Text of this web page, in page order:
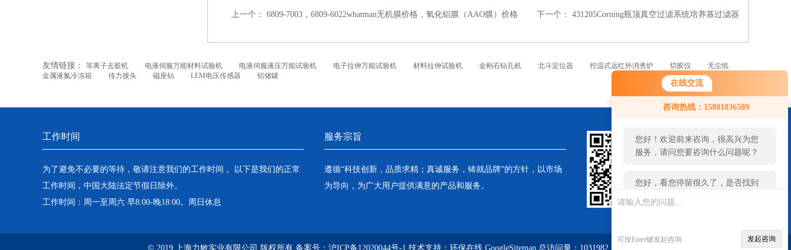
在线交流
咨询热线：15801836589
您好！欢迎前来咨询，很高兴为您
服务，请问您要咨询什么问题呢？
您好，看您停留很久了，是否找到
了需求产品，您可以直接在线与我
可按Enter键发起咨询 发起咨询
上一个： 6809-7003，6809-6022whatman无机膜价格，氧化铝膜（AAO膜）价格 下一个： 431205Corning瓶顶真空过滤系统培养基过滤器
友情链接： 等离子去胶机 电液伺服万能材料试验机 电液伺服液压万能试验机 电子拉伸万能试验机 材料拉伸试验机 金刚石钻孔机 北斗定位器 控温式远红外消煮炉 切胶仪
无尘纸
金属液氮冷冻箱
传力接头 磁座钻 LEM电压传感器 铝储罐
工作时间
为了避免不必要的等待，敬请注意我们的工作时间 。以下是我们的正常
工作时间，中国大陆法定节假日除外。
工作时间：周一至周六 早8:00-晚18:00。周日休息
服务宗旨
遵循“科技创新，品质求精；真诚服务，铸就品牌”的方针，以市场
为导向，为广大用户提供满意的产品和服务。
© 2019 上海力敏实业有限公司 版权所有 备案号： 沪ICP备12020044号-1 技术支持： 环保在线 GoogleSitemap总访问量：1031982 管理登陆